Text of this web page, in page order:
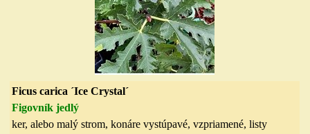
Ficus carica ´Ice Crystal´
Figovník jedlý
ker, alebo malý strom, konáre vystúpavé, vzpriamené, listy